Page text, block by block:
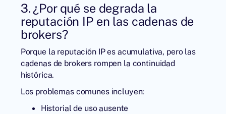
3. ¿Por qué se degrada la
reputación IP en las cadenas de
brokers?
Porque la reputación IP es acumulativa, pero las
cadenas de brokers rompen la continuidad
histórica.
Los problemas comunes incluyen:
Historial de uso ausente